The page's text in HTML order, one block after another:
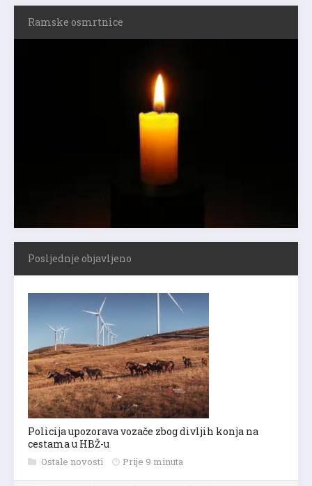
Ramske osmrtnice
Posljednje objavljeno
Policija upozorava vozače zbog divljih konja na
cestama u HBŽ-u
Ostale novosti Prije 9 minuta